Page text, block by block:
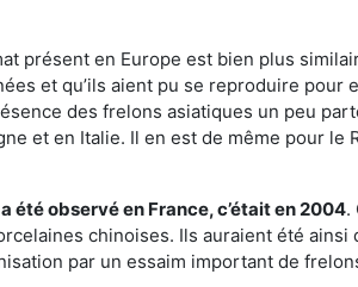
présent en Europe est bien plus
et qu’ils aient pu se reproduire
des frelons asiatiques un peu
et en Italie. Il en est de même pour le
été observé en France, c’était en 2004.
chinoises. Ils auraient été
par un essaim important de